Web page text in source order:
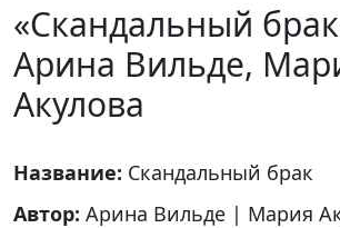
«Скандальный
Арина Вильде,
Акулова
Название: Скандальный брак
Автор: Арина Вильде | Мария